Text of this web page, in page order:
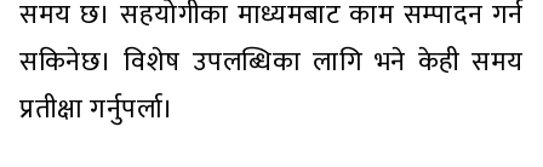
समय छ। सहयोगीका माध्यमबाट काम सम्पादन गर्न
सकिनेछ। विशेष उपलब्धिका लागि भने केही समय
प्रतीक्षा गर्नुपर्ला।